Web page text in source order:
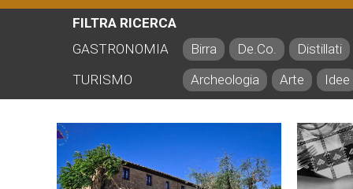
FILTRA RICERCA
GASTRONOMIA
Birra De.Co.
Distillati
TURISMO
Archeologia Arte Idee